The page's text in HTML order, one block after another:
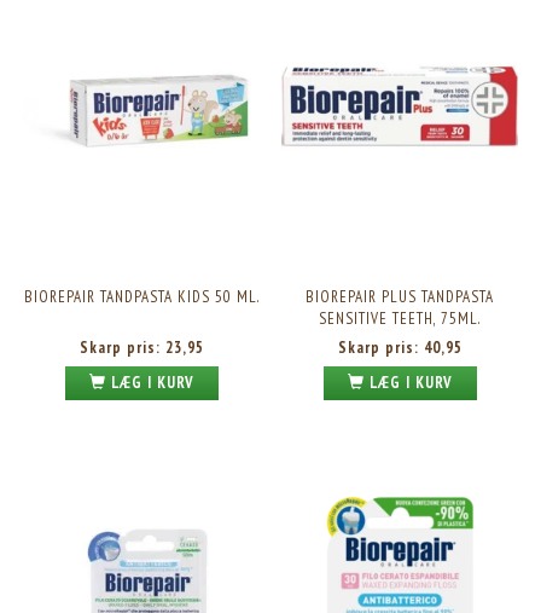
BIOREPAIR TANDPASTA KIDS 50 ML.
Skarp pris: 23,95
LÆG I KURV
BIOREPAIR PLUS TANDPASTA
SENSITIVE TEETH, 75ML.
Skarp pris: 40,95
LÆG I KURV